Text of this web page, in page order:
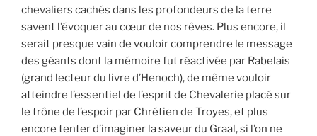
chevaliers cachés dans les profondeurs de la terre
savent l’évoquer au cœur de nos rêves. Plus encore, il
serait presque vain de vouloir comprendre le message
des géants dont la mémoire fut réactivée par Rabelais
(grand lecteur du livre d’Henoch), de même vouloir
atteindre l’essentiel de l’esprit de Chevalerie placé sur
le trône de l’espoir par Chrétien de Troyes, et plus
encore tenter d’imaginer la saveur du Graal, si l’on ne